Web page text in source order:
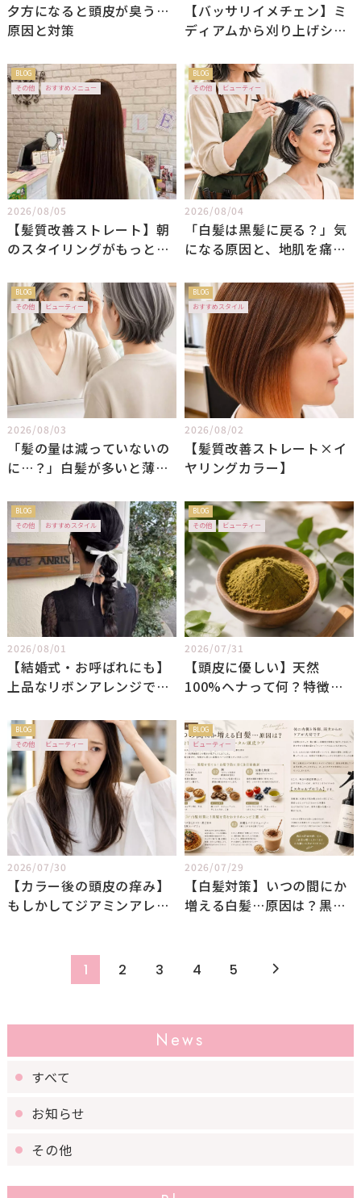
夕方になると頭皮が臭う…
原因と対策
【バッサリイメチェン】ミ
ディアムから刈り上げショ
で魅せる透明感ハイトーン
BLOG
その他
おすすめメニュー
2026/08/05
【髪質改善ストレート】朝
のスタイリングがもっと楽
BLOG
その他
ビューティー
2026/08/04
「白髪は黒髪に戻る？」気
になる原因と、地肌を痛め
BLOG
その他
ビューティー
2026/08/03
「髪の量は減っていないの
に…？」白髪が多いと薄毛
BLOG
おすすめスタイル
2026/08/02
【髪質改善ストレート×イ
ヤリングカラー】
BLOG
その他
おすすめスタイル
2026/08/01
【結婚式・お呼ばれにも】
上品なリボンアレンジで大
BLOG
その他
ビューティー
2026/07/31
【頭皮に優しい】天然
100%ヘナって何？特徴や
BLOG
その他
ビューティー
2026/07/30
【カラー後の頭皮の痒み】
もしかしてジアミンアレル
BLOG
ビューティー
2026/07/29
【白髪対策】いつの間にか
増える白髪…原因は？黒髪
1 2 3 4 5
News
すべて
お知らせ
その他